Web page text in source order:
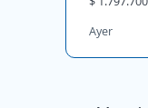
Ayer